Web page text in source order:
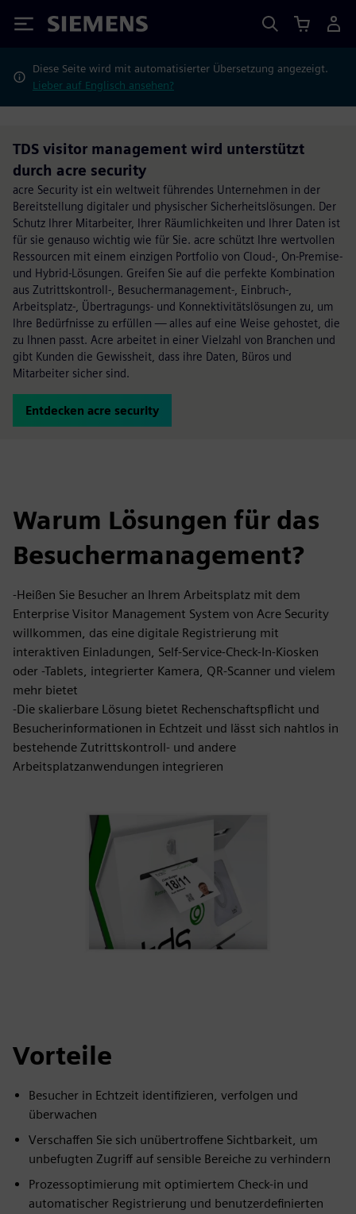
Siemens
Diese Seite wird mit automatisierter Übersetzung angezeigt.
Lieber auf Englisch ansehen?
TDS visitor management wird unterstützt
durch acre security
acre Security ist ein weltweit führendes Unternehmen in der
Bereitstellung digitaler und physischer Sicherheitslösungen. Der
Schutz Ihrer Mitarbeiter, Ihrer Räumlichkeiten und Ihrer Daten ist
für sie genauso wichtig wie für Sie. acre schützt Ihre wertvollen
Ressourcen mit einem einzigen Portfolio von Cloud-, On-Premise-
und Hybrid-Lösungen. Greifen Sie auf die perfekte Kombination
aus Zutrittskontroll-, Besuchermanagement-, Einbruch-,
Arbeitsplatz-, Übertragungs- und Konnektivitätslösungen zu, um
Ihre Bedürfnisse zu erfüllen — alles auf eine Weise gehostet, die
zu Ihnen passt. Acre arbeitet in einer Vielzahl von Branchen und
gibt Kunden die Gewissheit, dass ihre Daten, Büros und
Mitarbeiter sicher sind.
Entdecken acre security
Warum Lösungen für das
Besuchermanagement?
-Heißen Sie Besucher an Ihrem Arbeitsplatz mit dem
Enterprise Visitor Management System von Acre Security
willkommen, das eine digitale Registrierung mit
interaktiven Einladungen, Self-Service-Check-In-Kiosken
oder -Tablets, integrierter Kamera, QR-Scanner und vielem
mehr bietet
-Die skalierbare Lösung bietet Rechenschaftspflicht und
Besucherinformationen in Echtzeit und lässt sich nahtlos in
bestehende Zutrittskontroll- und andere
Arbeitsplatzanwendungen integrieren
Vorteile
Besucher in Echtzeit identifizieren, verfolgen und
überwachen
Verschaffen Sie sich unübertroffene Sichtbarkeit, um
unbefugten Zugriff auf sensible Bereiche zu verhindern
Prozessoptimierung mit optimiertem Check-in und
automatischer Registrierung und benutzerdefinierten